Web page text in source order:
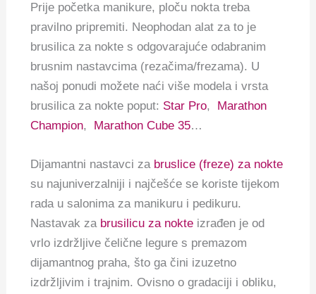
Prije početka manikure, ploču nokta treba
pravilno pripremiti. Neophodan alat za to je
brusilica za nokte s odgovarajuće odabranim
brusnim nastavcima (rezačima/frezama). U
našoj ponudi možete naći više modela i vrsta
brusilica za nokte poput: Star Pro, Marathon
Champion, Marathon Cube 35…
Dijamantni nastavci za bruslice (freze) za nokte
su najuniverzalniji i najčešće se koriste tijekom
rada u salonima za manikuru i pedikuru.
Nastavak za brusilicu za nokte izrađen je od
vrlo izdržljive čelične legure s premazom
dijamantnog praha, što ga čini izuzetno
izdržljivim i trajnim. Ovisno o gradaciji i obliku,